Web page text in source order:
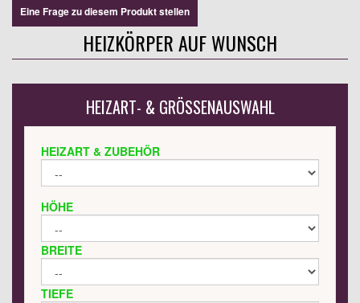
Eine Frage zu diesem Produkt stellen
HEIZKÖRPER AUF WUNSCH
HEIZART- & GRÖSSENAUSWAHL
HEIZART & ZUBEHÖR
HÖHE
BREITE
TIEFE